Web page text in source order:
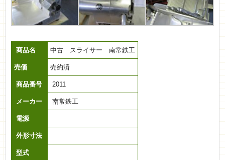
商品名 中古 スライサー 南常鉄工
売価 売約済
商品番号 2011
メーカー 南常鉄工
電源
外形寸法
型式